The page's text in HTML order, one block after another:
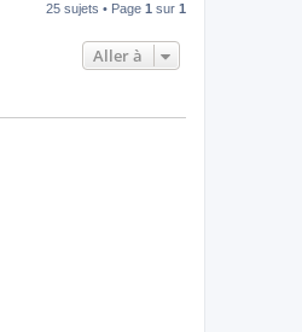
25 sujets • Page 1 sur 1
Aller à